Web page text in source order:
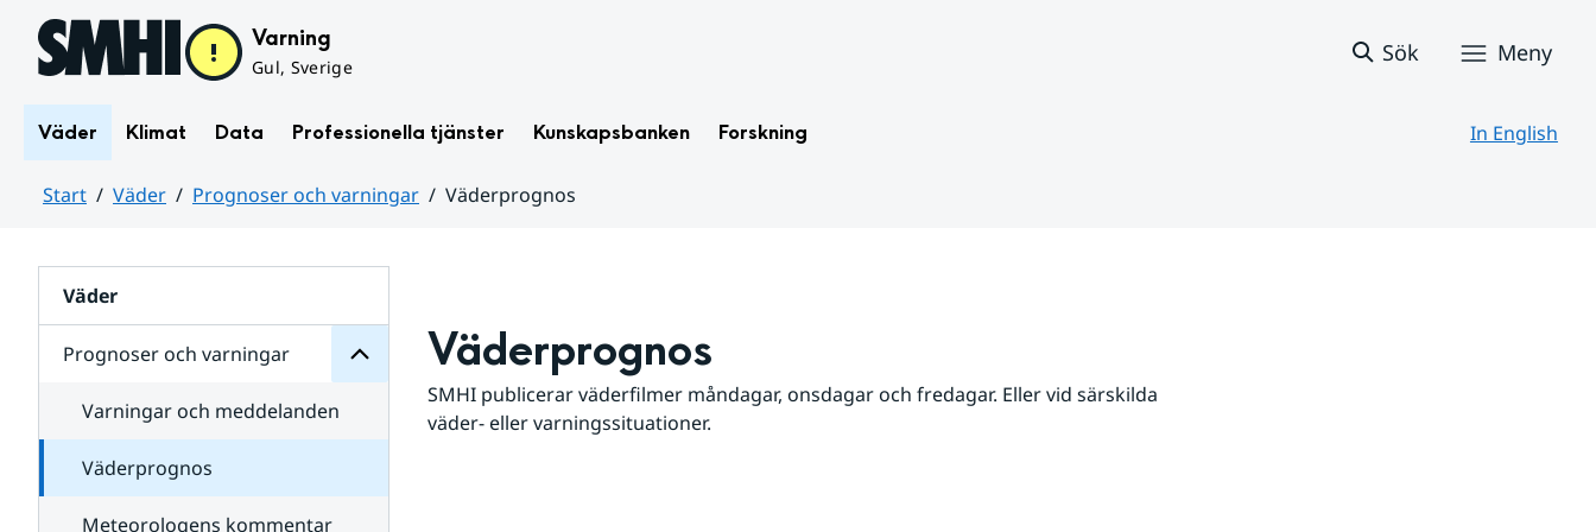
Hoppa till sidans innehåll Varning
Gul, Sverige
Sök Meny
Väder Klimat Data Professionella tjänster Kunskapsbanken Forskning In English
Start Väder Prognoser och varningar
Väderprognos
Väder
Prognoser och varningar
för
varningar
Varningar och meddelanden
Väderprognos
Meteorologens kommentar
Väderprognos
SMHI publicerar väderfilmer måndagar, onsdagar och fredagar. Eller vid särskilda
väder- eller varningssituationer.